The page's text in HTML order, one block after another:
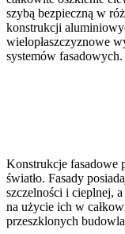
szybą bezpieczną w
konstrukcji
wielopłaszczyznowe
systemów fasadowych.
Konstrukcje fasadowe
światło. Fasady
szczelności i cieplnej,
na użycie ich w
przeszklonych